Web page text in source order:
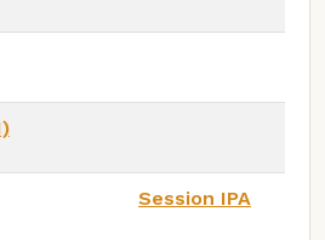
Session IPA